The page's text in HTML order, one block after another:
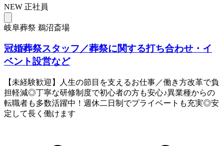
NEW 正社員
岐阜葬祭 鵜沼斎場
冠婚葬祭スタッフ／葬祭に関する打ち合わせ・イ
ベント設営など
【未経験歓迎】人生の節目を支えるお仕事／働き方改革で負
担軽減◎丁寧な研修制度で初心者の方も安心♪異業種からの
転職者も多数活躍中！週休二日制でプライベートも充実◎安
定して長く働けます